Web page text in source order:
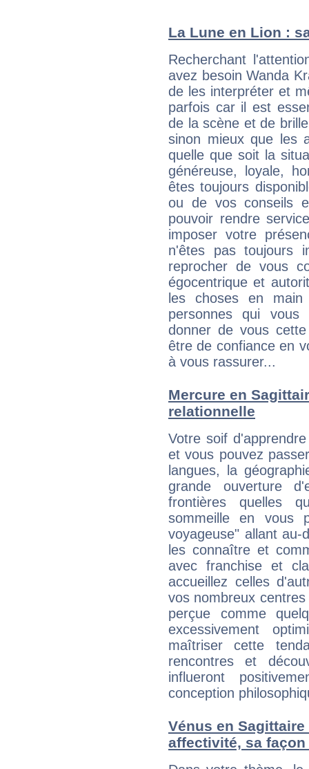
La Lune en Lion :
Recherchant
avez besoin Wanda
de les interpréter et
parfois car il est
de la scène et de
sinon mieux que les
quelle que soit la
généreuse, loyale,
êtes toujours
ou de vos conseils
pouvoir rendre
imposer votre
n'êtes pas toujours
reprocher de vous
égocentrique et
les choses en
personnes qui
donner de vous
être de confiance en
à vous rassurer...
Mercure en
relationnelle
Votre soif
et vous pouvez
langues, la
grande ouverture
frontières quelles
sommeille en vous
voyageuse" allant
les connaître et
avec franchise et
accueillez celles
vos nombreux
perçue comme
excessivement
maîtriser cette
rencontres et
influeront
conception
Vénus en
affectivité, sa